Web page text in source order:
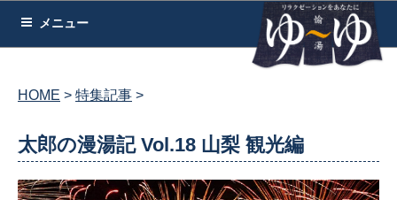
メニュー
HOME 特集記事
太郎の漫湯記 Vol.18 山梨 観光編